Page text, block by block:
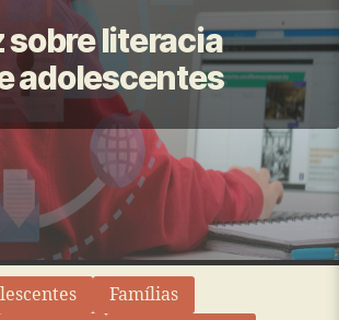
sobre literacia
adolescentes
Famílias